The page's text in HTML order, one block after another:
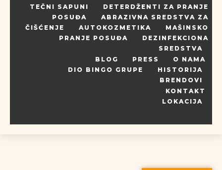
TEČNI SAPUNI
DETERDŽENTI ZA PRANJE
POSUĐA
ABRAZIVNA SREDSTVA ZA
ČIŠĆENJE
AUTOKOZMETIKA
MAŠINSKO
PRANJE POSUĐA
DEZINFEKCIONA
SREDSTVA
BLOG
PRESS
O NAMA
DIO BINGO GRUPE
HISTORIJA
BRENDOVI
KONTAKT
LOKACIJA